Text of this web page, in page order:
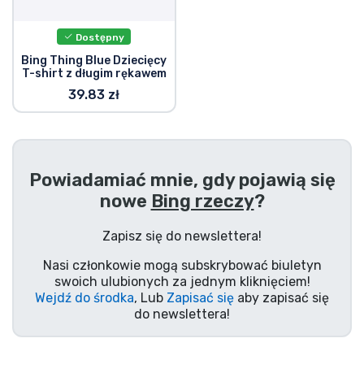
Dostępny
Bing Thing Blue Dziecięcy
T-shirt z długim rękawem
39.83 zł
Powiadamiać mnie, gdy pojawią się
nowe Bing rzeczy?
Zapisz się do newslettera!
Nasi członkowie mogą subskrybować biuletyn
swoich ulubionych za jednym kliknięciem!
Wejdź do środka, Lub Zapisać się aby zapisać się
do newslettera!